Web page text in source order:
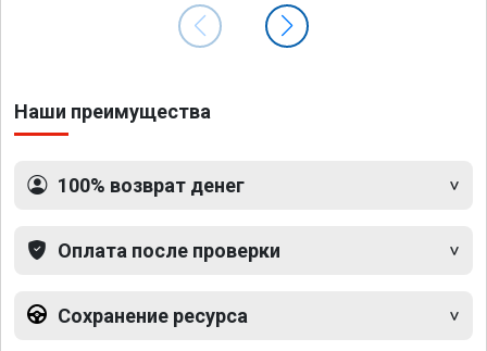
Наши преимущества
100% возврат денег
Оплата после проверки
Сохранение ресурса